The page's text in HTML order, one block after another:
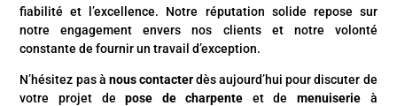
fiabilité et l’excellence. Notre réputation solide repose sur
notre engagement envers nos clients et notre volonté
constante de fournir un travail d’exception.
N’hésitez pas à nous contacterdès aujourd’hui pour discuter de
votre projet depose de charpente et demenuiserie à